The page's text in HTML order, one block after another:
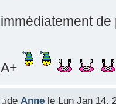
immédiatement
A+
de Annele Lun Jan 14,